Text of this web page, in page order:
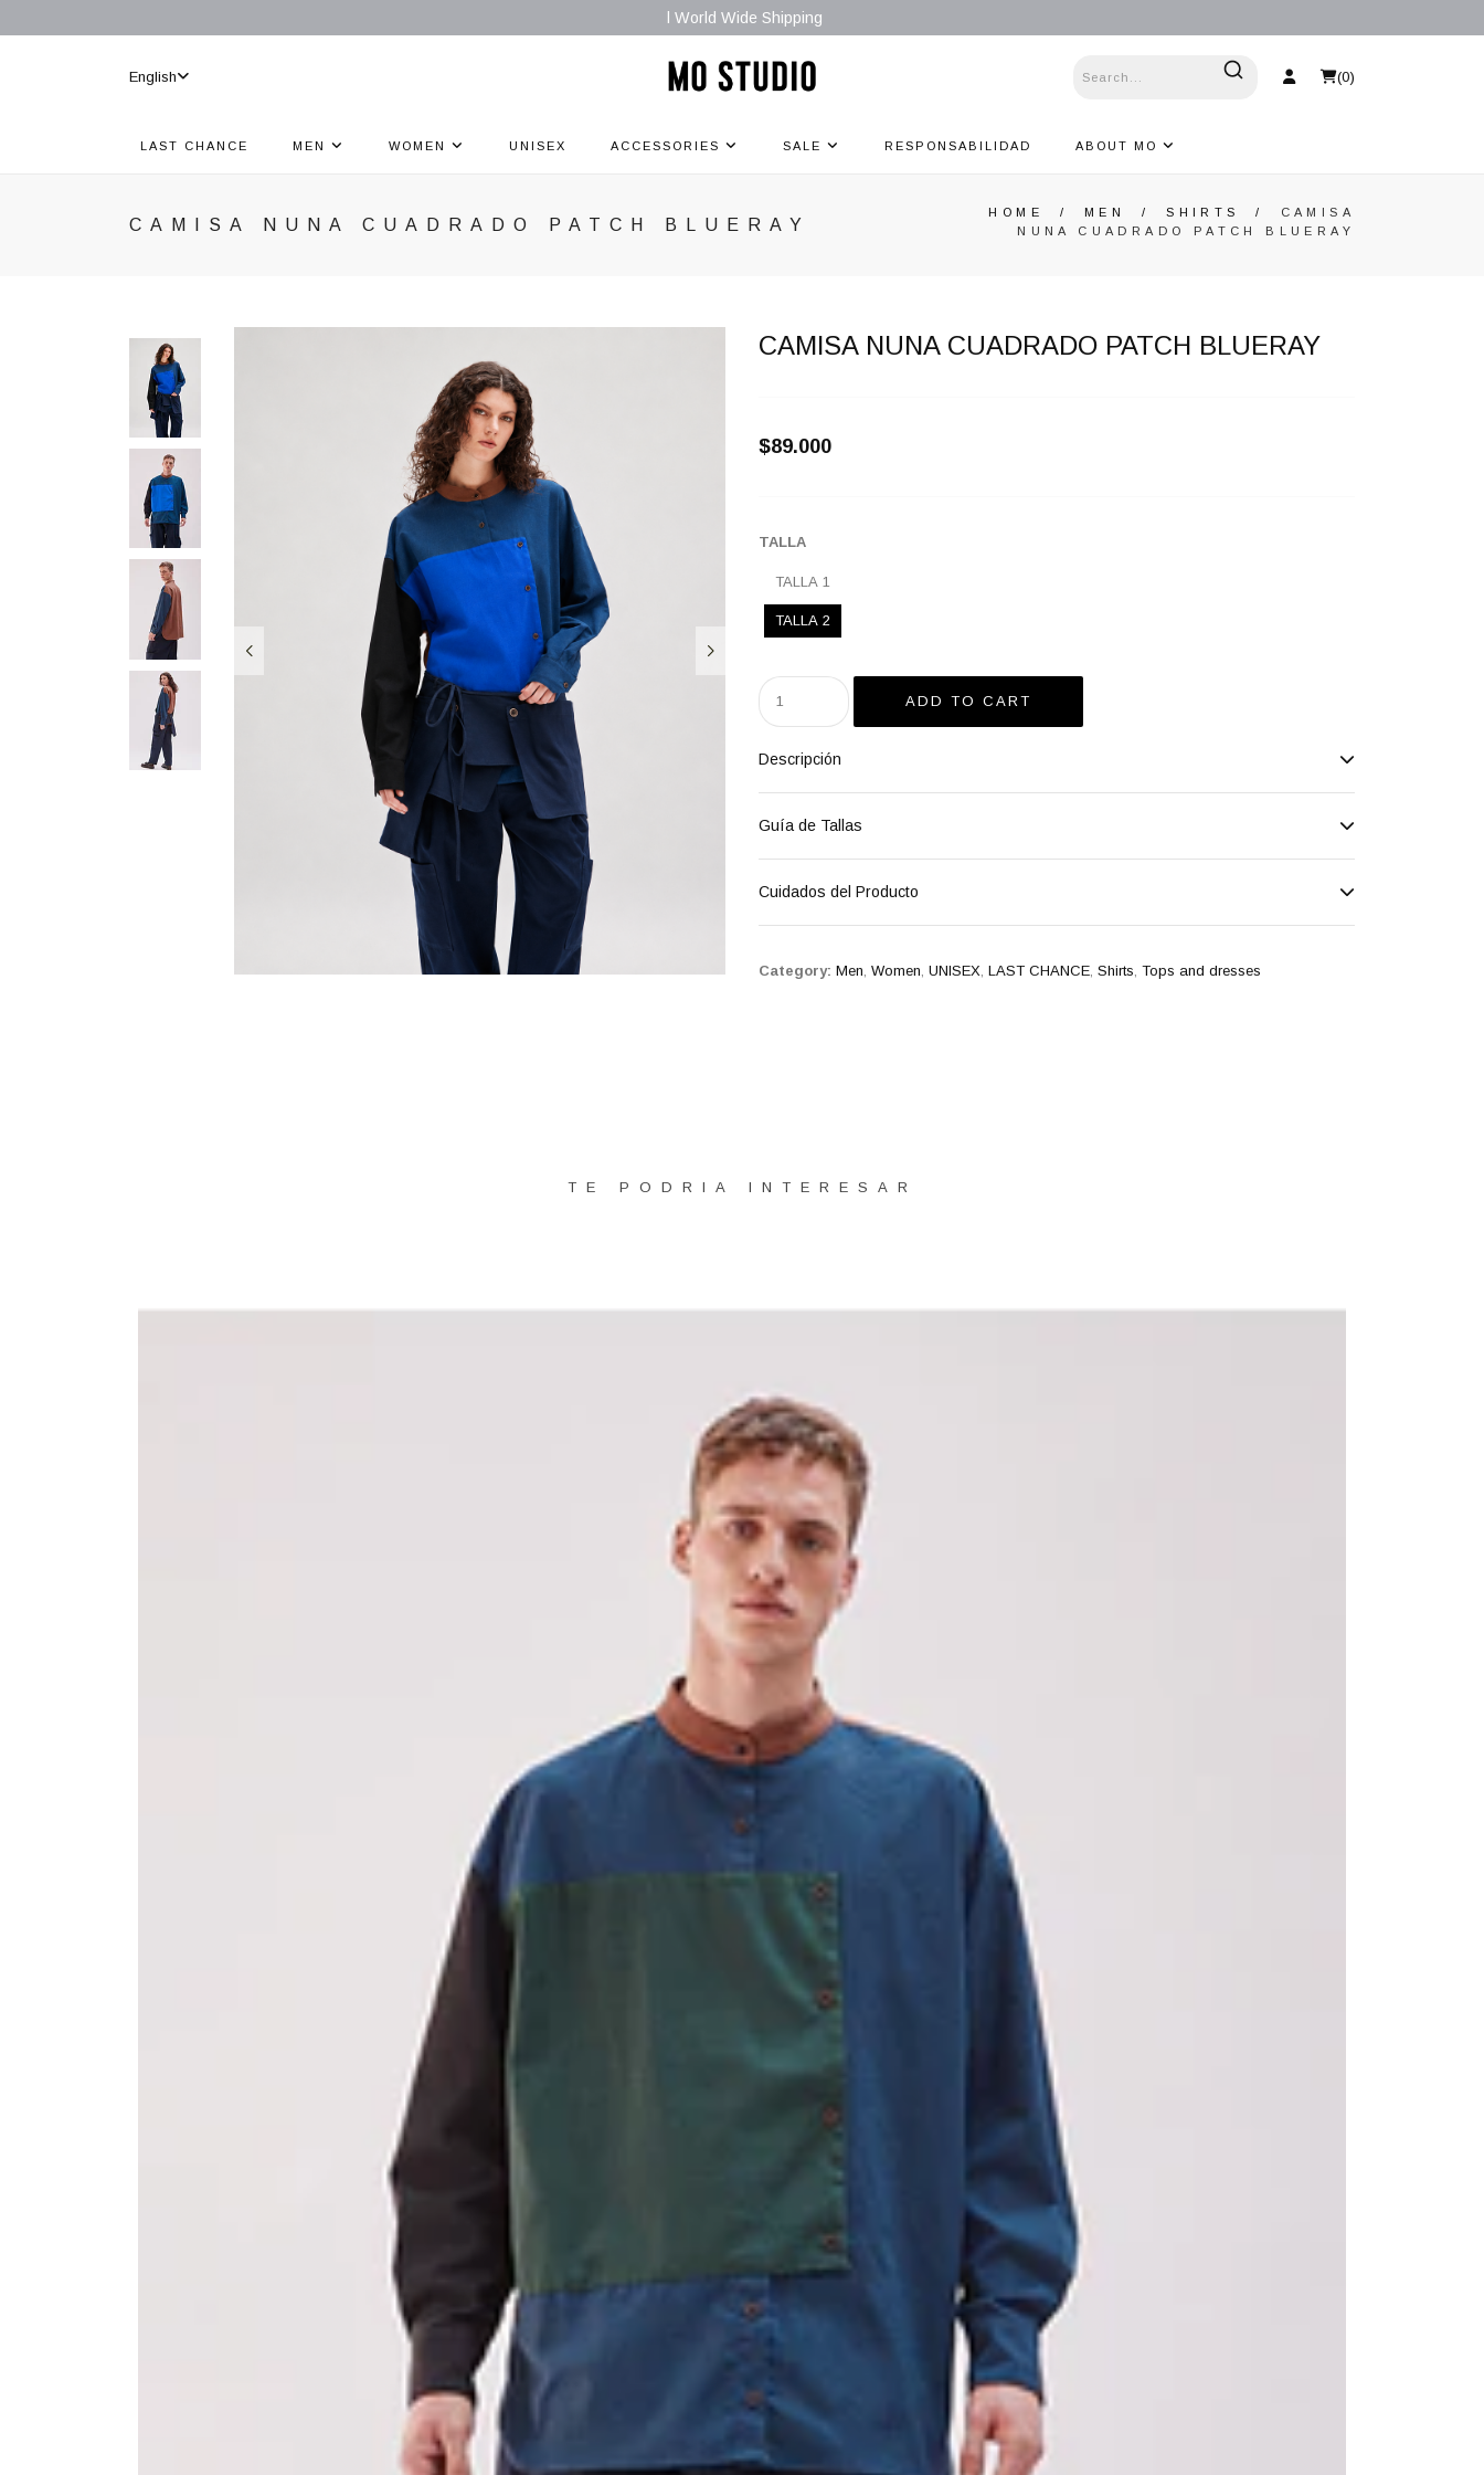
l World Wide Shipping
English (0)
LAST CHANCE MEN WOMEN UNISEX ACCESSORIES SALE RESPONSABILIDAD ABOUT MO
CAMISA NUNA CUADRADO PATCH BLUERAY
HOME / MEN /SHIRTS /
CAMISA
NUNA CUADRADO PATCH BLUERAY
CAMISA NUNA CUADRADO PATCH BLUERAY
$89.000
TALLA
TALLA 1
TALLA 2
Descripción
Guía de Tallas
Cuidados del Producto
Category: Men Women UNISEX LAST CHANCE Shirts Tops and dresses
TE PODRIA INTERESAR